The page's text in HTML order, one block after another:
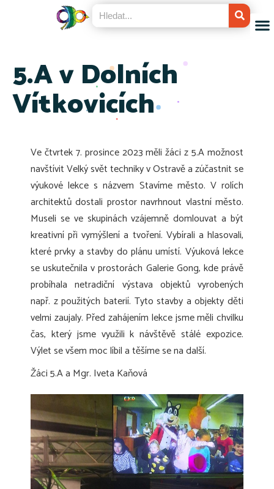
5.A v Dolních
Vítkovicích
Ve čtvrtek 7. prosince 2023 měli žáci z 5.A možnost
navštívit Velký svět techniky v Ostravě a zúčastnit se
výukové lekce s názvem Stavíme město. V rolích
architektů dostali prostor navrhnout vlastní město.
Museli se ve skupinách vzájemně domlouvat a být
kreativní při vymýšlení a tvoření. Vybírali a hlasovali,
které prvky a stavby do plánu umístí. Výuková lekce
se uskutečnila v prostorách Galerie Gong, kde právě
probíhala netradiční výstava objektů vyrobených
např. z použitých baterií. Tyto stavby a objekty děti
velmi zaujaly. Před zahájením lekce jsme měli chvilku
čas, který jsme využili k návštěvě stálé expozice.
Výlet se všem moc líbil a těšíme se na další.
Žáci 5.A a Mgr. Iveta Kaňová